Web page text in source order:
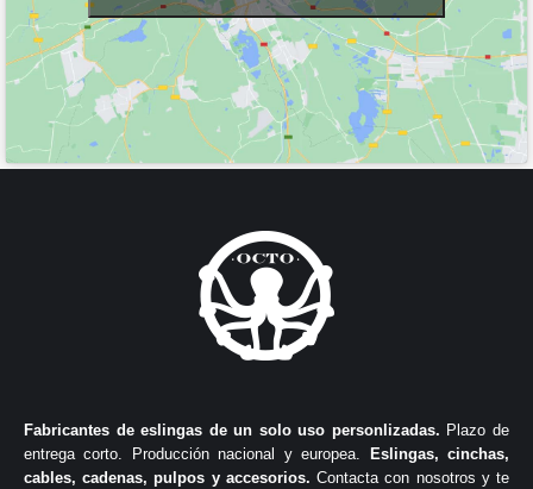
Fabricantes de eslingas de un solo uso personlizadas. Plazo de
entrega corto. Producción nacional y europea.
Eslingas, cinchas,
cables, cadenas, pulpos y accesorios. Contacta con nosotros y te